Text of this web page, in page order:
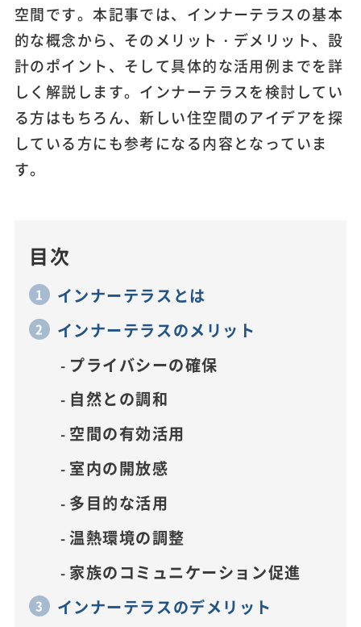
空間です。本記事では、インナーテラスの基本
的な概念から、そのメリット・デメリット、設
計のポイント、そして具体的な活用例までを詳
しく解説します。インナーテラスを検討してい
る方はもちろん、新しい住空間のアイデアを探
している方にも参考になる内容となっていま
す。
目次
インナーテラスとは
インナーテラスのメリット
プライバシーの確保
自然との調和
空間の有効活用
室内の開放感
多目的な活用
温熱環境の調整
家族のコミュニケーション促進
インナーテラスのデメリット